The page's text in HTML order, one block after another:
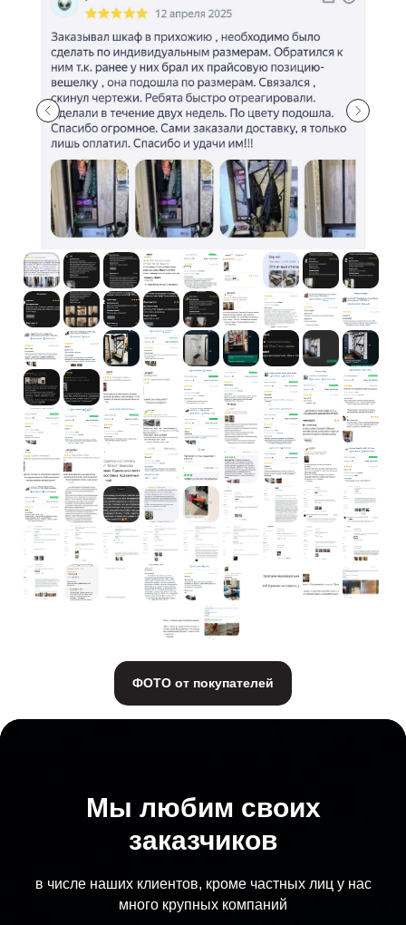
ФОТО от покупателей
Мы любим своих
заказчиков
в числе наших клиентов, кроме частных лиц у нас
много крупных компаний